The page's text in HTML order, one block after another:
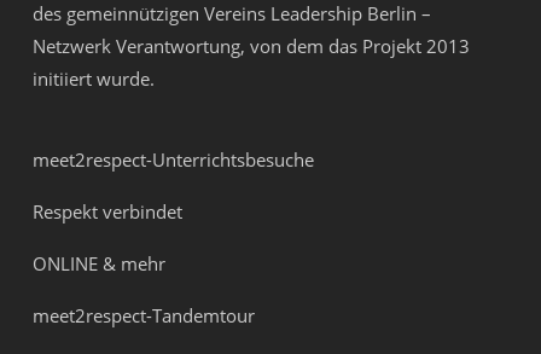
des gemeinnützigen Vereins Leadership Berlin –
Netzwerk Verantwortung, von dem das Projekt 2013
initiiert wurde.
meet2respect-Unterrichtsbesuche
Respekt verbindet
ONLINE & mehr
meet2respect-Tandemtour